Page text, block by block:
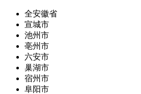
全安徽省
宣城市
池州市
亳州市
六安市
巢湖市
宿州市
阜阳市